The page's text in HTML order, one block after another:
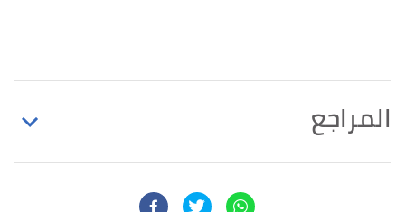
المراجع
قصة الاسلام